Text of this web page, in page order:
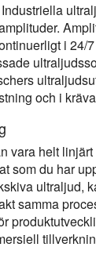
i 24/
och i
vara helt
som du har
ultraljud,
samma